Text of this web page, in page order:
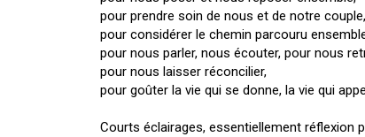
pour prendre soin de nous et de notre couple,
pour considérer le chemin parcouru
pour nous parler, nous écouter, pour nous
pour nous laisser réconcilier,
pour goûter la vie qui se donne, la vie qui
Courts éclairages, essentiellement réflexion